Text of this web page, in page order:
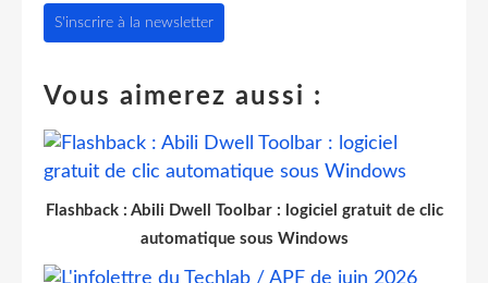
S'inscrire à la newsletter
Vous aimerez aussi :
Flashback : Abili Dwell Toolbar : logiciel gratuit de clic
automatique sous Windows